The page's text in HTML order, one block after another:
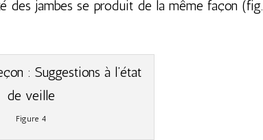
des jambes se produit de la même façon (fig.
Figure 4